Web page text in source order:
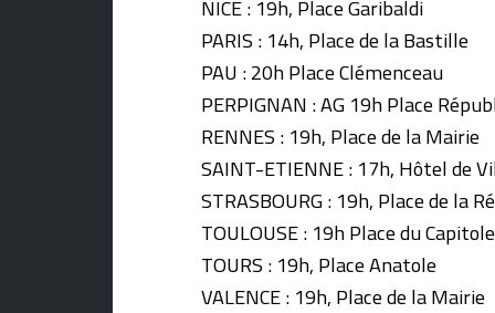
NICE : 19h, Place Garibaldi
PARIS : 14h, Place de la Bastille
PAU : 20h Place Clémenceau
PERPIGNAN : AG 19h Place
RENNES : 19h, Place de la Mairie
SAINT-ETIENNE : 17h, Hôtel de
STRASBOURG : 19h, Place de la
TOULOUSE : 19h Place du Capitole
TOURS : 19h, Place Anatole
VALENCE : 19h, Place de la Mairie